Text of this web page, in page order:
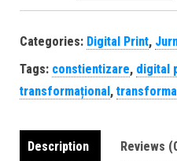
Categories: Digital Print,
Tags: constientizare, digital
transformațional ,
Description Reviews